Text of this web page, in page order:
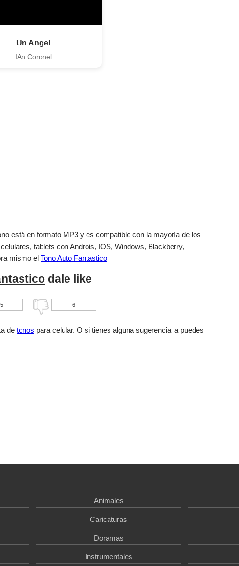
Un Angel
IAn Coronel
está en formato MP3 y es compatible con la mayoría de los
tablets con Androis, IOS, Windows, Blackberry,
mismo el Tono Auto Fantastico
dale like
6
de tonos para celular. O si tienes alguna sugerencia la puedes
Animales
Caricaturas
Doramas
Instrumentales